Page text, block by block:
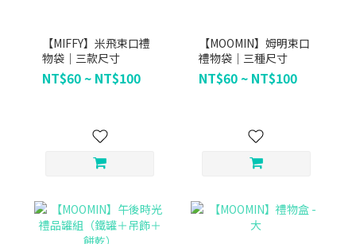
【MIFFY】米飛束口禮
物袋｜三款尺寸
NT$60 ~ NT$100
【MOOMIN】姆明束口
禮物袋｜三種尺寸
NT$60 ~ NT$100